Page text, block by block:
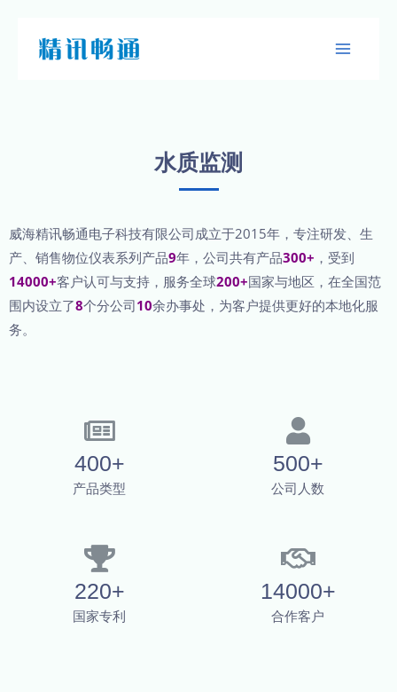
水质监测
威海精讯畅通电子科技有限公司成立于2015年，专注研发、生
产、销售物位仪表系列产品9年，公司共有产品300+ ，受到
14000+客户认可与支持，服务全球200+国家与地区，在全国范
围内设立了8个分公司10余办事处，为客户提供更好的本地化服
务。
400+
产品类型
500+
公司人数
220+
国家专利
14000+
合作客户